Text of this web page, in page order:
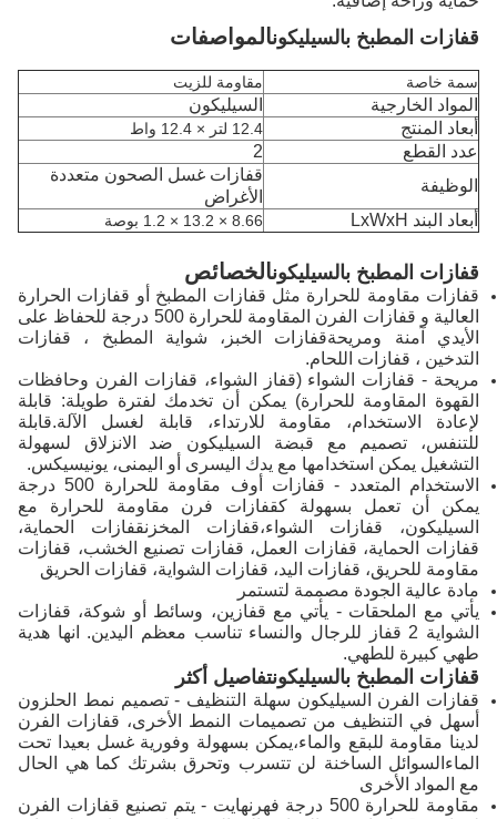
قفازات المطبخ بالسيليكونالمواصفات
سمة خاصة مقاومة للزيت
المواد الخارجية
السيليكون
أبعاد المنتج
12.4 لتر × 12.4 واط
عدد القطع
2
الوظيفة
قفازات غسل الصحون متعددة
الأغراض
أبعاد البند LxWxH
8.66 × 13.2 × 1.2 بوصة
قفازات المطبخ بالسيليكونالخصائص
قفازات مقاومة للحرارة مثل قفازات المطبخ أو قفازات الحرارة
العالية و قفازات الفرن المقاومة للحرارة 500 درجة للحفاظ على
الأيدي آمنة ومريحةقفازات الخبز، شواية المطبخ ، قفازات
التدخين ، قفازات اللحام.
مريحة - قفازات الشواء (قفاز الشواء، قفازات الفرن وحافظات
القهوة المقاومة للحرارة) يمكن أن تخدمك لفترة طويلة: قابلة
لإعادة الاستخدام، مقاومة للارتداء، قابلة لغسل الآلة.قابلة
للتنفس، تصميم مع قبضة السيليكون ضد الانزلاق لسهولة
التشغيل يمكن استخدامها مع يدك اليسرى أو اليمنى، يونيسيكس.
الاستخدام المتعدد - قفازات أوف مقاومة للحرارة 500 درجة
يمكن أن تعمل بسهولة كقفازات فرن مقاومة للحرارة مع
السيليكون، قفازات الشواء،قفازات المخزنقفازات الحماية،
قفازات الحماية، قفازات العمل، قفازات تصنيع الخشب، قفازات
مقاومة للحريق، قفازات اليد، قفازات الشواية، قفازات الحريق
مادة عالية الجودة مصممة لتستمر
يأتي مع الملحقات - يأتي مع قفازين، وسائط أو شوكة، قفازات
الشواية 2 قفاز للرجال والنساء تناسب معظم اليدين. انها هدية
طهي كبيرة للطهي.
قفازات المطبخ بالسيليكونتفاصيل أكثر
قفازات الفرن السيليكون سهلة التنظيف - تصميم نمط الحلزون
أسهل في التنظيف من تصميمات النمط الأخرى، قفازات الفرن
لدينا مقاومة للبقع والماء،يمكن بسهولة وفورية غسل بعيدا تحت
الماءالسوائل الساخنة لن تتسرب وتحرق بشرتك كما هي الحال
مع المواد الأخرى
مقاومة للحرارة 500 درجة فهرنهايت - يتم تصنيع قفازات الفرن